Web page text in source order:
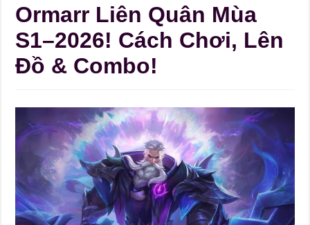
Ormarr Liên Quân Mùa
S1–2026! Cách Chơi, Lên
Đồ & Combo!